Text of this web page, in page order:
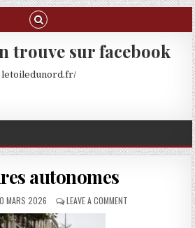
trouve sur facebook
letoiledunord.fr/
autonomes
DATE:
MARS 2026 LEAVE A COMMENTON VOITURES